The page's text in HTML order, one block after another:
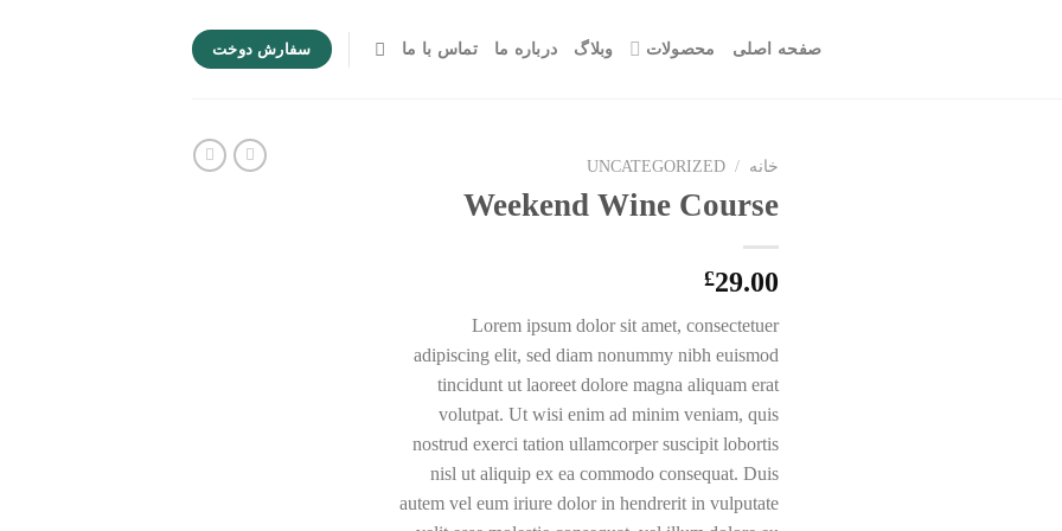
صفحه اصلی محصولات وبلاگ درباره ما تماس با ما سفارش دوخت
خانه /
UNCATEGORIZED
Weekend Wine Course
£29.00
Lorem ipsum dolor sit amet, consectetuer
adipiscing elit, sed diam nonummy nibh euismod
tincidunt ut laoreet dolore magna aliquam erat
volutpat. Ut wisi enim ad minim veniam, quis
nostrud exerci tation ullamcorper suscipit lobortis
nisl ut aliquip ex ea commodo consequat. Duis
autem vel eum iriure dolor in hendrerit in vulputate